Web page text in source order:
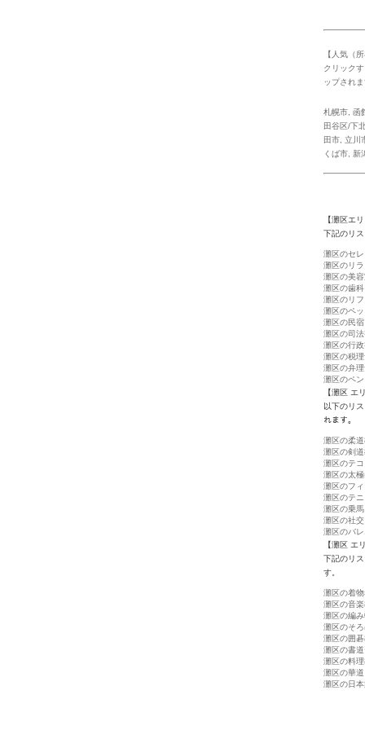
【人気（
クリック
ップされ
札幌市 函
田谷区/下
田市
立川
くば市 新
【灘区エ
下記のリ
灘区のセ
灘区のリ
灘区の美
灘区の歯
灘区のリ
灘区のペ
灘区の民
灘区の司
灘区の行
灘区の税
灘区の弁
灘区のペ
【灘区 エ
以下のリ
れます。
灘区の柔
灘区の剣
灘区のテ
灘区の太
灘区のフ
灘区のテ
灘区の乗
灘区の社
灘区のバ
【灘区 エ
下記のリ
す。
灘区の着
灘区の音
灘区の編
灘区のそ
灘区の囲
灘区の書
灘区の料
灘区の華
灘区の日